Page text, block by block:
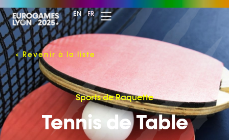
EN FR
< Revenir à la liste
Sports de Raquette
Tennis de Table